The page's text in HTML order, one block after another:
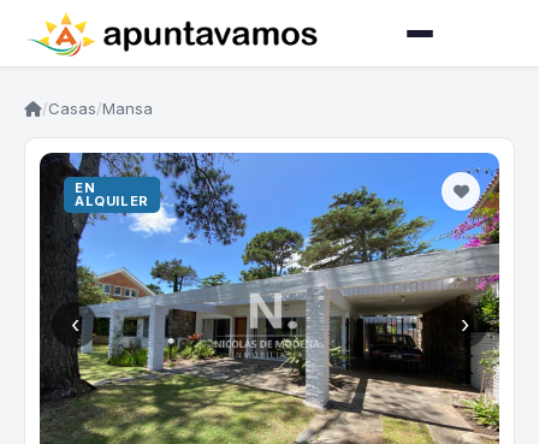
/Casas/Mansa
‹ ›
EN
ALQUILER